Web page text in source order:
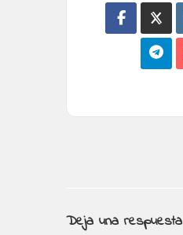
Deja una respuesta